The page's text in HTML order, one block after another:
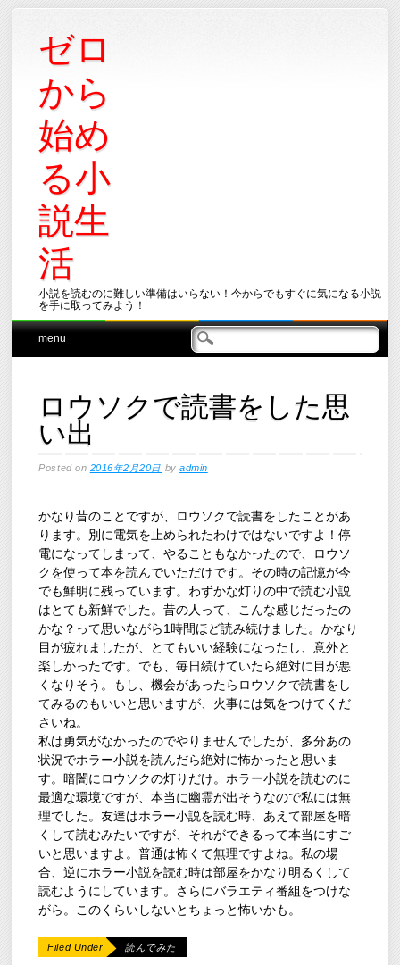
ゼロ
から
始め
る小
説生
活
小説を読むのに難しい準備はいらない！今からでもすぐに気になる小説
を手に取ってみよう！
Main menu
Skip
menu
ロウソクで読書をした思
い出
Posted on 2016年2月20日 byadmin
かなり昔のことですが、ロウソクで読書をしたことがあ
ります。別に電気を止められたわけではないですよ！停
電になってしまって、やることもなかったので、ロウソ
クを使って本を読んでいただけです。その時の記憶が今
でも鮮明に残っています。わずかな灯りの中で読む小説
はとても新鮮でした。昔の人って、こんな感じだったの
かな？って思いながら1時間ほど読み続けました。かなり
目が疲れましたが、とてもいい経験になったし、意外と
楽しかったです。でも、毎日続けていたら絶対に目が悪
くなりそう。もし、機会があったらロウソクで読書をし
てみるのもいいと思いますが、火事には気をつけてくだ
さいね。
私は勇気がなかったのでやりませんでしたが、多分あの
状況でホラー小説を読んだら絶対に怖かったと思いま
す。暗闇にロウソクの灯りだけ。ホラー小説を読むのに
最適な環境ですが、本当に幽霊が出そうなので私には無
理でした。友達はホラー小説を読む時、あえて部屋を暗
くして読むみたいですが、それができるって本当にすご
いと思いますよ。普通は怖くて無理ですよね。私の場
合、逆にホラー小説を読む時は部屋をかなり明るくして
読むようにしています。さらにバラエティ番組をつけな
がら。このくらいしないとちょっと怖いかも。
Filed Under 読んでみた